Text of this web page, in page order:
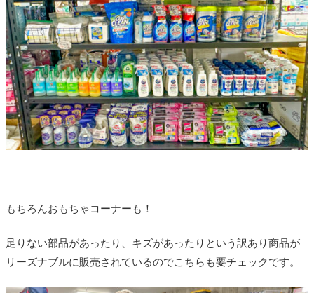
もちろんおもちゃコーナーも！
足りない部品があったり、キズがあったりという訳あり商品が
リーズナブルに販売されているのでこちらも要チェックです。